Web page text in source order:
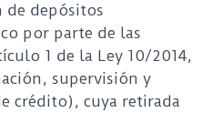
de depósitos
por parte de las
1 de la Ley 10/2014,
supervisión y
crédito), cuya retirada